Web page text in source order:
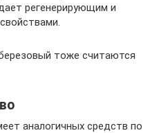
регенерирующим и
тоже считаются
аналогичных средств по